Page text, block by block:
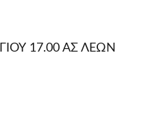
17.00 ΑΣ ΛΕΩΝ